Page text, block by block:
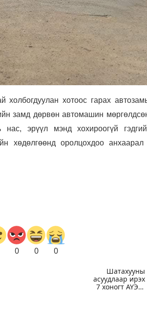
холбогдуулан хотоос гарах
замд дөрвөн автомашин
эрүүл мэнд хохироогүй
хөдөлгөөнд оролцохдоо анхаарал
0 0 0
Шатахууны
асуудлаар ирэх
7 хоногт АҮЭБ-